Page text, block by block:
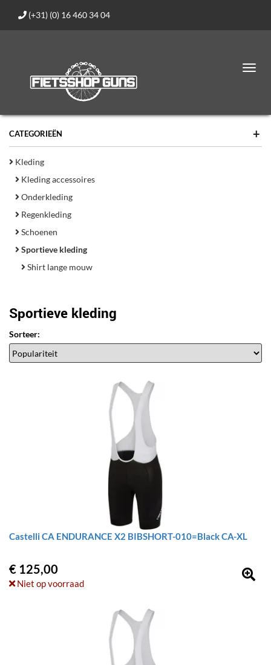
(+31) (0) 16 460 34 04
CATEGORIEËN +
Kleding
Kleding accessoires
Onderkleding
Regenkleding
Schoenen
Sportieve kleding
Shirt lange mouw
Sportieve kleding
Sorteer:
Castelli CA ENDURANCE X2 BIBSHORT-010=Black CA-XL
€ 125,00
Niet op voorraad